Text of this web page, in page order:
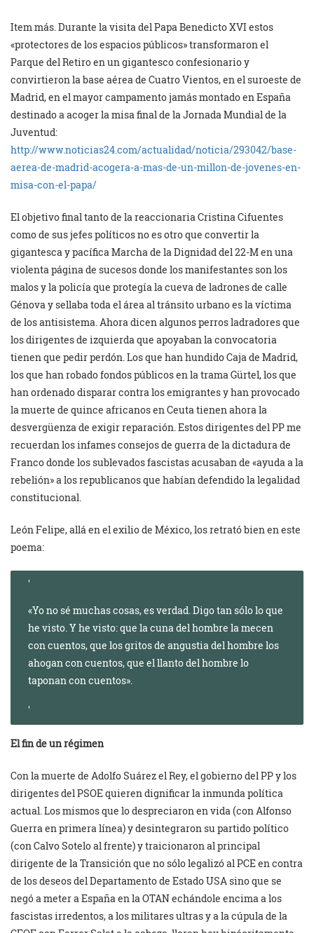
Item más. Durante la visita del Papa Benedicto XVI estos
«protectores de los espacios públicos» transformaron el
Parque del Retiro en un gigantesco confesionario y
convirtieron la base aérea de Cuatro Vientos, en el suroeste de
Madrid, en el mayor campamento jamás montado en España
destinado a acoger la misa final de la Jornada Mundial de la
Juventud:
http://www.noticias24.com/actualidad/noticia/293042/base-
aerea-de-madrid-acogera-a-mas-de-un-millon-de-jovenes-en-
misa-con-el-papa/
El objetivo final tanto de la reaccionaria Cristina Cifuentes
como de sus jefes políticos no es otro que convertir la
gigantesca y pacífica Marcha de la Dignidad del 22-M en una
violenta página de sucesos donde los manifestantes son los
malos y la policía que protegía la cueva de ladrones de calle
Génova y sellaba toda el área al tránsito urbano es la víctima
de los antisistema. Ahora dicen algunos perros ladradores que
los dirigentes de izquierda que apoyaban la convocatoria
tienen que pedir perdón. Los que han hundido Caja de Madrid,
los que han robado fondos públicos en la trama Gürtel, los que
han ordenado disparar contra los emigrantes y han provocado
la muerte de quince africanos en Ceuta tienen ahora la
desvergüenza de exigir reparación. Estos dirigentes del PP me
recuerdan los infames consejos de guerra de la dictadura de
Franco donde los sublevados fascistas acusaban de «ayuda a la
rebelión» a los republicanos que habían defendido la legalidad
constitucional.
León Felipe, allá en el exilio de México, los retrató bien en este
poema:
«Yo no sé muchas cosas, es verdad. Digo tan sólo lo que
he visto. Y he visto: que la cuna del hombre la mecen
con cuentos, que los gritos de angustia del hombre los
ahogan con cuentos, que el llanto del hombre lo
taponan con cuentos».
El fin de un régimen
Con la muerte de Adolfo Suárez el Rey, el gobierno del PP y los
dirigentes del PSOE quieren dignificar la inmunda política
actual. Los mismos que lo despreciaron en vida (con Alfonso
Guerra en primera línea) y desintegraron su partido político
(con Calvo Sotelo al frente) y traicionaron al principal
dirigente de la Transición que no sólo legalizó al PCE en contra
de los deseos del Departamento de Estado USA sino que se
negó a meter a España en la OTAN echándole encima a los
fascistas irredentos, a los militares ultras y a la cúpula de la